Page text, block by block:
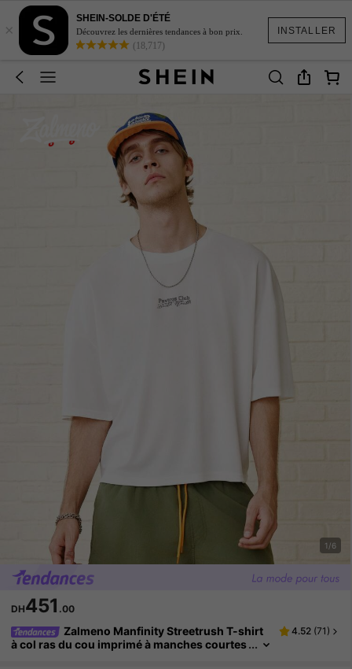
INSTALLER
×
SHEIN-SOLDE D'ÉTÉ
Découvrez les dernières tendances à bon prix.
(18,717)
1/6
DH451 .00
Zalmeno Manfinity Streetrush T-shirt
à col ras du cou imprimé à manches courtes
4.52 (71 )